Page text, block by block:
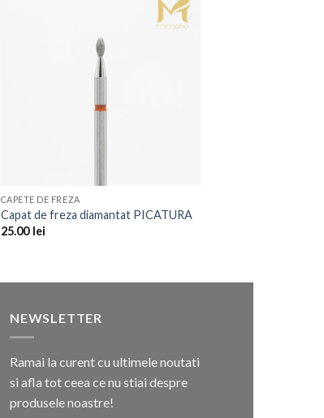
Add to
CAPETE DE FREZA
Capat de freza diamantat PICATURA
25.00 lei
NEWSLETTER
Ramai la curent cu ultimele noutati
si afla tot ceea ce nu stiai despre
produsele noastre!